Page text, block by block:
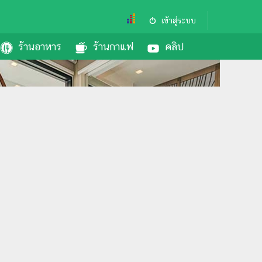
เข้าสู่ระบบ
ร้านอาหาร ร้านกาแฟ คลิป